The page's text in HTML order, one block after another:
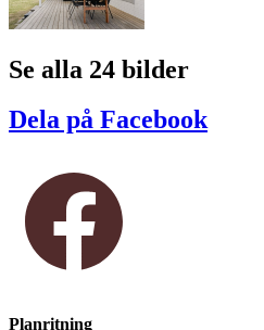
Se alla 24 bilder
Dela på Facebook
Planritning